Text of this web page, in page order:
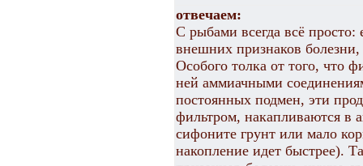
отвечаем:
С рыбами всегда всё
внешних признаков
Особого толка от того, что
ней аммиачными
постоянных подмен, эти
фильтром, накапливаются в
сифоните грунт или мало
накопление идет быстрее).